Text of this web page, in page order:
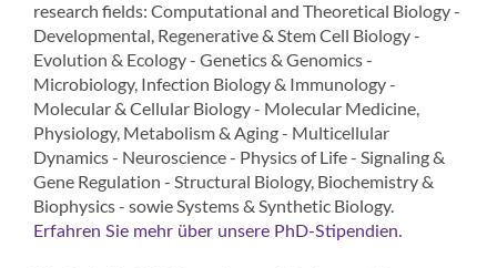
research fields: Computational and Theoretical Biology -
Developmental, Regenerative & Stem Cell Biology -
Evolution & Ecology - Genetics & Genomics -
Microbiology, Infection Biology & Immunology -
Molecular & Cellular Biology - Molecular Medicine,
Physiology, Metabolism & Aging - Multicellular
Dynamics - Neuroscience - Physics of Life - Signaling &
Gene Regulation - Structural Biology, Biochemistry &
Biophysics - sowie Systems & Synthetic Biology.
Erfahren Sie mehr über unsere PhD-Stipendien.